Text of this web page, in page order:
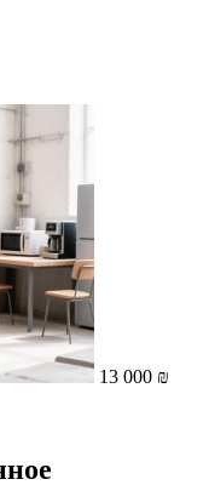
13 000 ₪